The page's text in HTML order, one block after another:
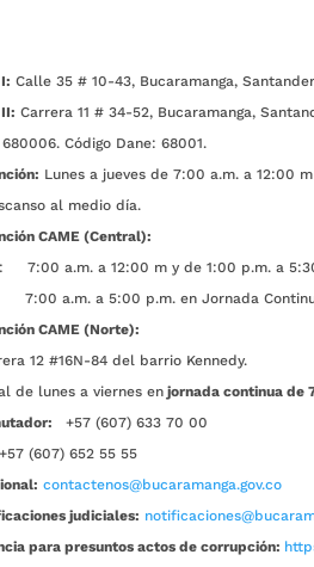
Calle 35 # 10-43, Bucaramanga,
Carrera 11 # 34-52, Bucaramanga,
680006. Código Dane: 68001.
Lunes a jueves de 7:00 a.m. a 12:00
al medio día.
CAME (Central):
7:00 a.m. a 12:00 m y de 1:00 p.m. a
a 5:00 p.m. en Jornada Continua
CAME (Norte):
12 #16N-84 del barrio Kennedy.
de lunes a viernes en jornada continua de
+57 (607) 633 70 00
+57 (607) 652 55 55
contactenos@bucaramanga.gov.co
judiciales:
para presuntos actos de corrupción: